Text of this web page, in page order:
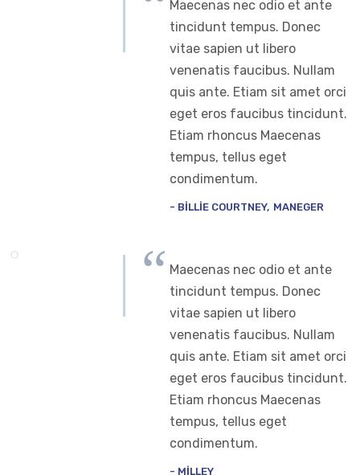
Maecenas nec odio et ante
tincidunt tempus. Donec
vitae sapien ut libero
venenatis faucibus. Nullam
quis ante. Etiam sit amet orci
eget eros faucibus tincidunt.
Etiam rhoncus Maecenas
tempus, tellus eget
condimentum.
BILLIE COURTNEY MANEGER
Maecenas nec odio et ante
tincidunt tempus. Donec
vitae sapien ut libero
venenatis faucibus. Nullam
quis ante. Etiam sit amet orci
eget eros faucibus tincidunt.
Etiam rhoncus Maecenas
tempus, tellus eget
condimentum.
MILLEY